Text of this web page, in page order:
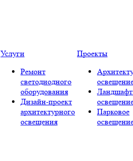
Услуги
Ремонт
светодиодного
оборудования
Дизайн-проект
архитектурного
освещения
Проекты
Парковое